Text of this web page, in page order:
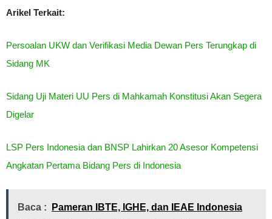
Arikel Terkait:
Persoalan UKW dan Verifikasi Media Dewan Pers Terungkap di
Sidang MK
Sidang Uji Materi UU Pers di Mahkamah Konstitusi Akan Segera
Digelar
LSP Pers Indonesia dan BNSP Lahirkan 20 Asesor Kompetensi
Angkatan Pertama Bidang Pers di Indonesia
Baca :
Pameran IBTE, IGHE, dan IEAE Indonesia